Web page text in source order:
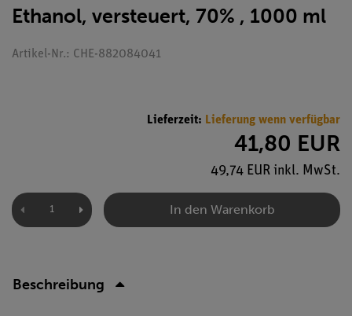
Ethanol, versteuert, 70% , 1000 ml
Artikel-Nr.: CHE-882084041
Lieferzeit: Lieferung wenn verfügbar
41,80 EUR
49,74 EUR inkl. MwSt.
In den Warenkorb
Beschreibung